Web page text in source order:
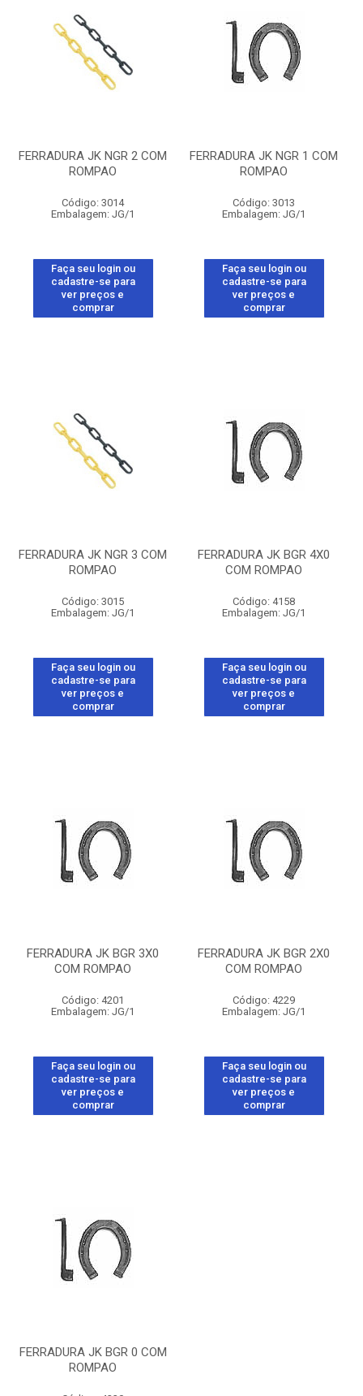
FERRADURA JK NGR 2 COM
ROMPAO
Código: 3014
Embalagem: JG/1
Faça seu login ou
cadastre-se para
ver preços e
comprar
FERRADURA JK NGR 1 COM
ROMPAO
Código: 3013
Embalagem: JG/1
Faça seu login ou
cadastre-se para
ver preços e
comprar
FERRADURA JK NGR 3 COM
ROMPAO
Código: 3015
Embalagem: JG/1
Faça seu login ou
cadastre-se para
ver preços e
comprar
FERRADURA JK BGR 4X0
COM ROMPAO
Código: 4158
Embalagem: JG/1
Faça seu login ou
cadastre-se para
ver preços e
comprar
FERRADURA JK BGR 3X0
COM ROMPAO
Código: 4201
Embalagem: JG/1
Faça seu login ou
cadastre-se para
ver preços e
comprar
FERRADURA JK BGR 2X0
COM ROMPAO
Código: 4229
Embalagem: JG/1
Faça seu login ou
cadastre-se para
ver preços e
comprar
FERRADURA JK BGR 0 COM
ROMPAO